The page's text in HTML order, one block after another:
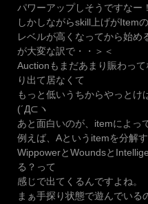
パワーアップしそうですなー！
しかしながらskill上げがItem
レベルが高くなってから始
が大変な訳で・・＞＜
Auctionもまだあまり賑わっ
り出て居なくて
もっと低いうちからやっとけ
(´Д⊂ヽ
あと面白いのが、itemによっ
例えば、Aというitemを分解
WippowerとWoundsと
る？って
感じで出てくるんですよね。
まぁ手探り状態で遊んでいる